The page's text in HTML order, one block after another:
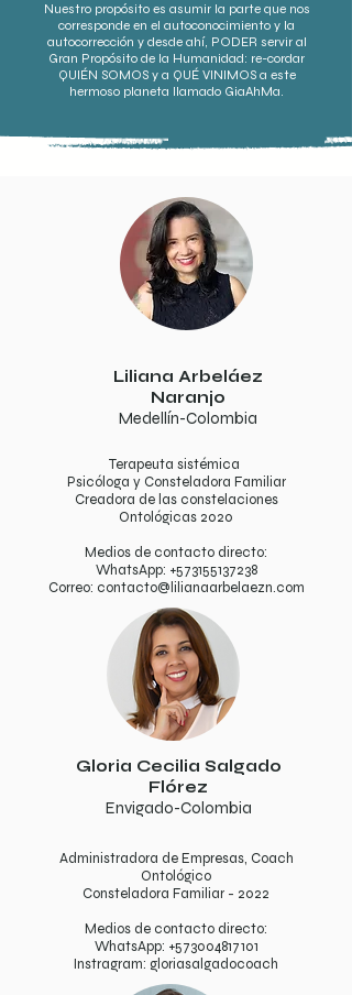
Nuestro propósito es asumir la parte que nos
corresponde en el autoconocimiento y la
autocorrección y desde ahí, PODER servir al
Gran Propósito de la Humanidad: re-cordar
QUIÉN SOMOS y a QUÉ VINIMOS a este
hermoso planeta llamado GiaAhMa.
Liliana Arbeláez
Naranjo
Medellín-Colombia
Terapeuta sistémica
Psicóloga y Consteladora Familiar
Creadora de las constelaciones
Ontológicas 2020
Medios de contacto directo:
WhatsApp: +573155137238
Correo: contacto@lilianaarbelaezn.com
Gloria Cecilia Salgado
Flórez
Envigado-Colombia​
Administradora de Empresas, Coach
Ontológico
Consteladora Familiar - 2022
Medios de contacto directo:
WhatsApp: +573004817101
Instragram: gloriasalgadocoach